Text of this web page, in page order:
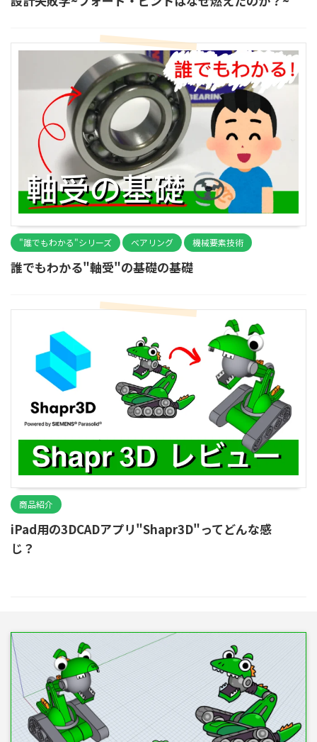
"誰でもわかる"シリーズ ベアリング 機械要素技術
誰でもわかる"軸受"の基礎の基礎
商品紹介
iPad用の3DCADアプリ"Shapr3D"ってどんな感
じ？